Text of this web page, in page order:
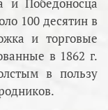
100 десятин в
и торговые
в 1862 г.
в пользу